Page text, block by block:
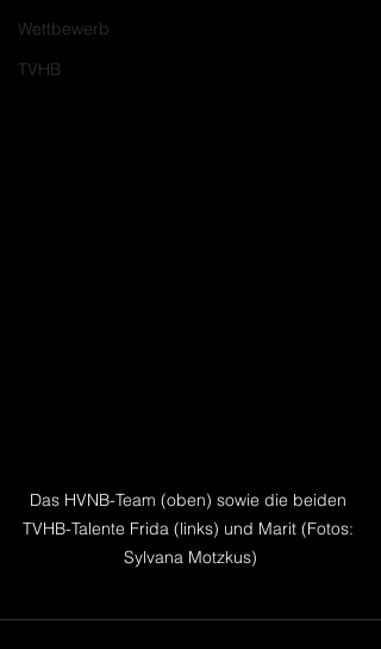
Wettbewerb
TVHB
Das HVNB-Team (oben) sowie die beiden
TVHB-Talente Frida (links) und Marit (Fotos:
Sylvana Motzkus)